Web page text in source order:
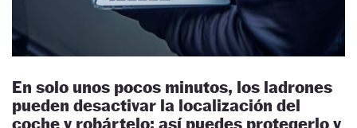
En solo unos pocos minutos, los ladrones
pueden desactivar la localización del
coche y robártelo: así puedes protegerlo y